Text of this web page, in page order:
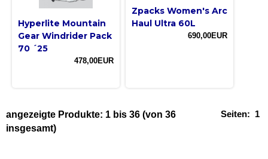
Hyperlite Mountain
Gear Windrider Pack
70 ´25
478,00EUR
Zpacks Women's Arc
Haul Ultra 60L
690,00EUR
Seiten: 1
angezeigte Produkte: 1 bis 36 (von 36
insgesamt)